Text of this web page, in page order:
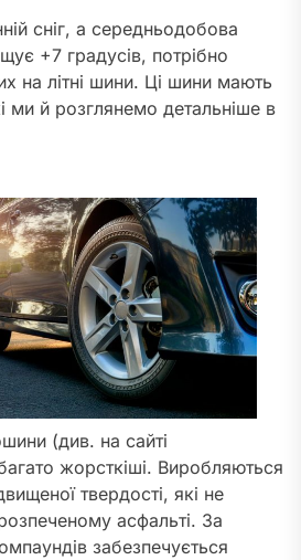
сніг, а середньодобова
+7 градусів, потрібно
на літні шини. Ці шини мають
ми й розглянемо детальніше в
(див. на сайті
жорсткіші. Виробляються
твердості, які не
асфальті. За
забезпечується